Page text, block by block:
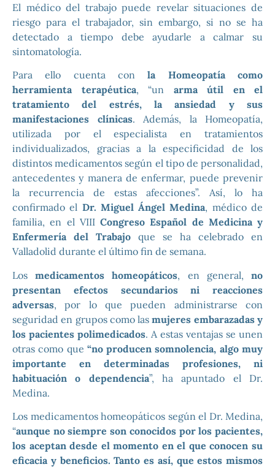
El médico del trabajo puede revelar situaciones de
riesgo para el trabajador, sin embargo, si no se ha
detectado a tiempo debe ayudarle a calmar su
sintomatología.
Para ello cuenta conla Homeopatía como
herramienta terapéutica, “un arma útil en el
tratamiento del estrés, la ansiedad y sus
manifestaciones clínicas. Además, la Homeopatía,
utilizada por el especialista en tratamientos
individualizados, gracias a la especificidad de los
distintos medicamentos según el tipo de personalidad,
antecedentes y manera de enfermar, puede prevenir
la recurrencia de estas afecciones”. Así, lo ha
confirmado el Dr. Miguel Ángel Medina, médico de
familia, en el VIII Congreso Español de Medicina y
Enfermería del Trabajo que se ha celebrado en
Valladolid durante el último fin de semana.
Losmedicamentos homeopáticos, en general,no
presentan efectos secundarios ni reacciones
adversas, por lo que pueden administrarse con
seguridad en grupos como lasmujeres embarazadas y
los pacientes polimedicados. A estas ventajas se unen
otras como que “no producen somnolencia, algo muy
importante en determinadas profesiones, ni
habituación o dependencia”, ha apuntado el Dr.
Medina.
Los medicamentos homeopáticos según el Dr. Medina,
“aunque no siempre son conocidos por los pacientes,
los aceptan desde el momento en el que conocen su
eficacia y beneficios. Tanto es así, que estos mismos